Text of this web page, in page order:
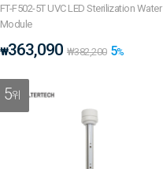
FT-F502-5T UVC LED Sterilization Water
Module
₩363,090 ₩382,200 5%
5위